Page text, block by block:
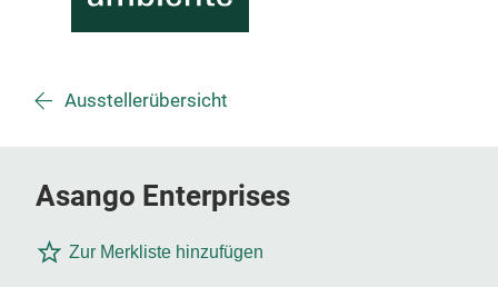
Ausstellerübersicht
Asango Enterprises
Zur Merkliste hinzufügen